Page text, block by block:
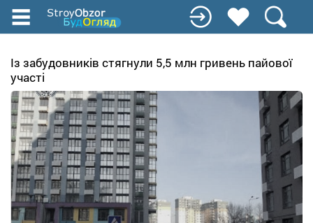
Перейти
до
вмісту
Із забудовників стягнули 5,5 млн гривень пайової
участі